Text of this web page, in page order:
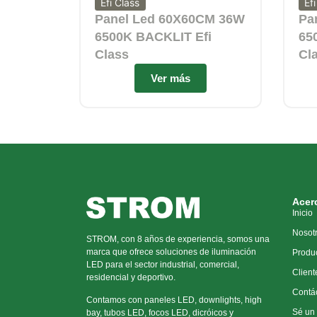
Efi Class
Panel Led 60X60CM 36W
6500K BACKLIT Efi
Class
Ver más
STROM, con 8 años de experiencia, somos una
marca que ofrece soluciones de iluminación
LED para el sector industrial, comercial,
residencial y deportivo.
Contamos con paneles LED, downlights, high
bay, tubos LED, focos LED, dicróicos y
Inicio
Sé